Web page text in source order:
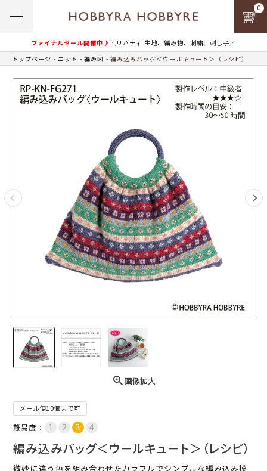
ファイナルセール開催中♪＼リバティ 生地、編み物、刺繍、刺し子／
0
トップページ ニット 編み図 編み込みバッグ＜ウールキュート＞（レシピ）
画像拡大
メール便10個まで可
難易度：
編み込みバッグ＜ウールキュート＞（レシピ）
微妙に違う色を組み合わせたカラフルでシンプルな編み込み模